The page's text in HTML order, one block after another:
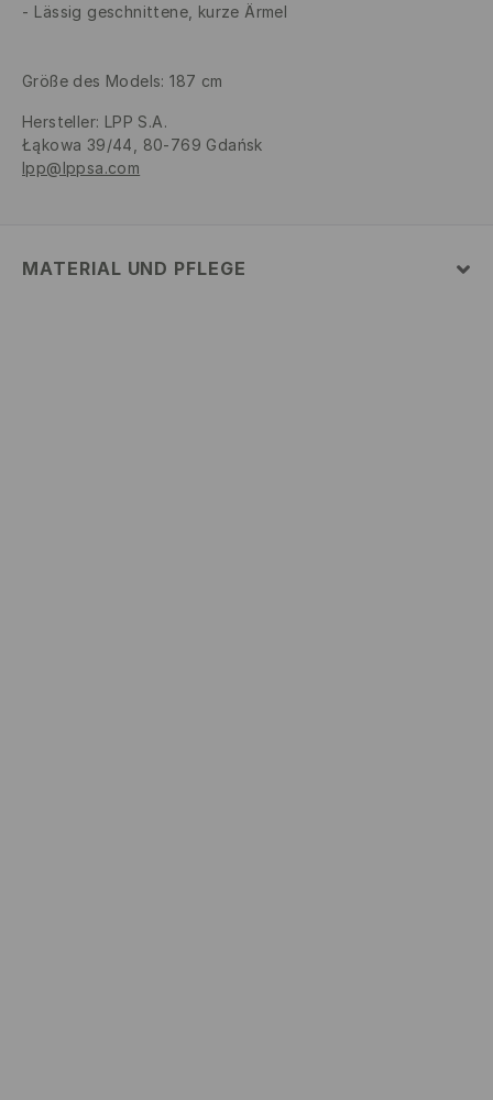
Lässig geschnittene, kurze Ärmel
Größe des Models: 187 cm
Hersteller: LPP S.A.
Łąkowa 39/44, 80-769 Gdańsk
lpp@lppsa.com
MATERIAL UND PFLEGE